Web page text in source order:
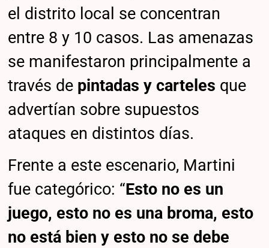
el distrito local se concentran
entre 8 y 10 casos. Las amenazas
se manifestaron principalmente a
través de pintadas y carteles que
advertían sobre supuestos
ataques en distintos días.
Frente a este escenario, Martini
fue categórico: “Esto no es un
juego, esto no es una broma, esto
no está bien y esto no se debe